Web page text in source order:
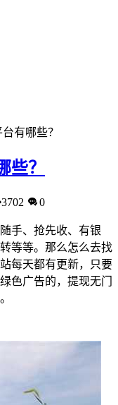
有哪些？
些？
3702 0
手、抢先收、有银
等等。那么怎么去找
每天都有更新，只要
色广告的，提现无门